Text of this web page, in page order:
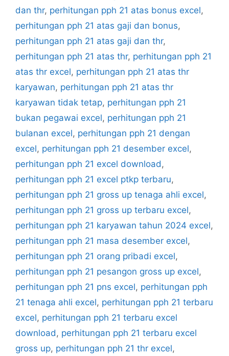
dan thr, perhitungan pph 21 atas bonus excel,
perhitungan pph 21 atas gaji dan bonus,
perhitungan pph 21 atas gaji dan thr,
perhitungan pph 21 atas thr, perhitungan pph 21
atas thr excel, perhitungan pph 21 atas thr
karyawan, perhitungan pph 21 atas thr
karyawan tidak tetap, perhitungan pph 21
bukan pegawai excel, perhitungan pph 21
bulanan excel, perhitungan pph 21 dengan
excel, perhitungan pph 21 desember excel,
perhitungan pph 21 excel download ,
perhitungan pph 21 excel ptkp terbaru,
perhitungan pph 21 gross up tenaga ahli excel,
perhitungan pph 21 gross up terbaru excel,
perhitungan pph 21 karyawan tahun 2024 excel,
perhitungan pph 21 masa desember excel,
perhitungan pph 21 orang pribadi excel,
perhitungan pph 21 pesangon gross up excel,
perhitungan pph 21 pns excel, perhitungan pph
21 tenaga ahli excel, perhitungan pph 21 terbaru
excel, perhitungan pph 21 terbaru excel
download , perhitungan pph 21 terbaru excel
gross up, perhitungan pph 21 thr excel,